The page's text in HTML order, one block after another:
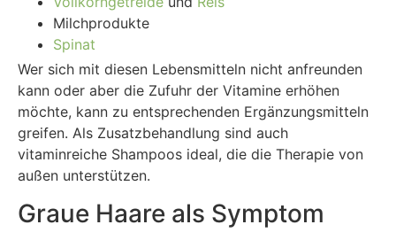
Milchprodukte
Spinat
Wer sich mit diesen Lebensmitteln nicht anfreunden
kann oder aber die Zufuhr der Vitamine erhöhen
möchte, kann zu entsprechenden Ergänzungsmitteln
greifen. Als Zusatzbehandlung sind auch
vitaminreiche Shampoos ideal, die die Therapie von
außen unterstützen.
Graue Haare als Symptom